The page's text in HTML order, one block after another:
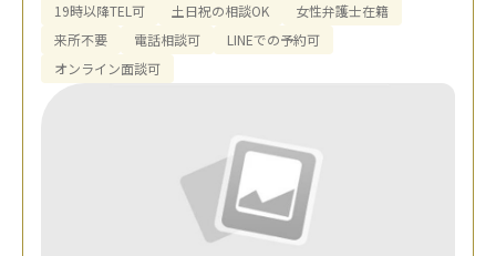
19時以降TEL可 土日祝の相談OK
女性弁護士在籍
来所不要
電話相談可
LINEでの予約可
オンライン面談可